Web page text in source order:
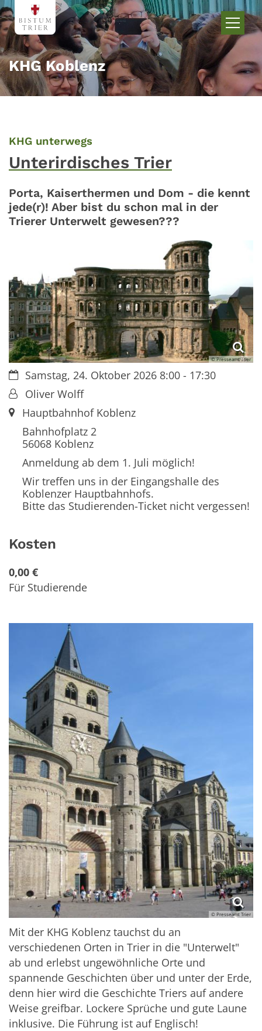
Zum Inhalt springen
KHG Koblenz
KHG unterwegs:
Unterirdisches Trier
Porta, Kaiserthermen und Dom - die kennt
jede(r)! Aber bist du schon mal in der
Trierer Unterwelt gewesen???
© Presseamt Trier
Datum:Samstag, 24. Oktober 2026 8:00 - 17:30
Von:Oliver Wolff
Ort:Hauptbahnhof Koblenz
Bahnhofplatz 2
56068Koblenz
Anmeldung ab dem 1. Juli möglich!
Wir treffen uns in der Eingangshalle des
Koblenzer Hauptbahnhofs.
Bitte das Studierenden-Ticket nicht vergessen!
Kosten
0,00 €
Für Studierende
© Presseamt Trier
Mit der KHG Koblenz tauchst du an
verschiedenen Orten in Trier in die "Unterwelt"
ab und erlebst ungewöhnliche Orte und
spannende Geschichten über und unter der Erde,
denn hier wird die Geschichte Triers auf andere
Weise greifbar. Lockere Sprüche und gute Laune
inklusive. Die Führung ist auf Englisch!